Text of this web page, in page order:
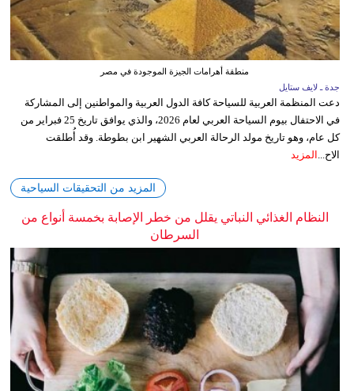
منطقة أهرامات الجيزة الموجودة في مصر
جدة ـ لايف ستايل
دعت المنظمة العربية للسياحة كافة الدول العربية والمواطنين إلى المشاركة
في الاحتفال بيوم السياحة العربي لعام 2026، والذي يوافق تاريخ 25 فبراير من
كل عام، وهو تاريخ مولد الرحالة العربي الشهير ابن بطوطة. وقد أُطلقت
الاح... المزيد
المزيد من التحقيقات السياحية
النظام الغذائي النباتي يقلل من خطر الإصابة بخمسة أنواع من
السرطان